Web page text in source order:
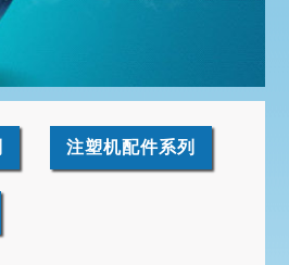
注塑机配件系列